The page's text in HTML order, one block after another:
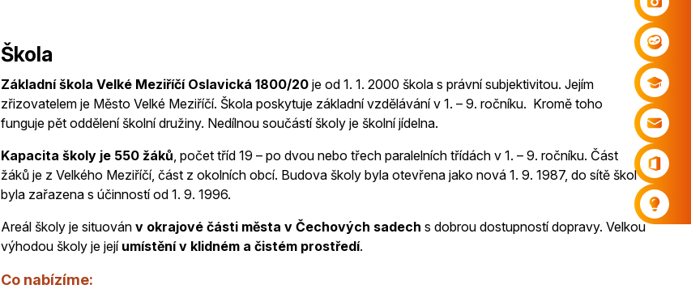
Škola
Základní škola Velké Meziříčí Oslavická 1800/20 je od 1. 1. 2000 škola s právní subjektivitou. Jejím
zřizovatelem je Město Velké Meziříčí. Škola poskytuje základní vzdělávání v 1. – 9. ročníku. Kromě toho
funguje pět oddělení školní družiny. Nedílnou součástí školy je školní jídelna.
Kapacita školy je 550 žáků , počet tříd 19 – po dvou nebo třech paralelních třídách v 1. – 9. ročníku. Část
žáků je z Velkého Meziříčí, část z okolních obcí. Budova školy byla otevřena jako nová 1. 9. 1987, do sítě škol
byla zařazena s účinností od 1. 9. 1996.
Areál školy je situován v okrajové části města v Čechových sadech s dobrou dostupností dopravy. Velkou
výhodou školy je její umístění v klidném a čistém prostředí.
Co nabízíme: